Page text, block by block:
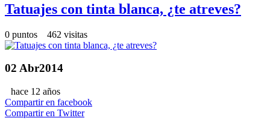
Tatuajes con tinta blanca, ¿te atreves?
0 puntos 462 visitas
02 Abr2014
hace 12 años
Compartir en facebook
Compartir en Twitter